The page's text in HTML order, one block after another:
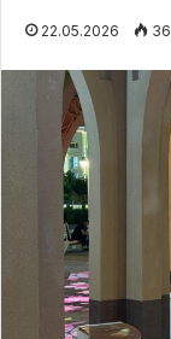
22.05.2026 36